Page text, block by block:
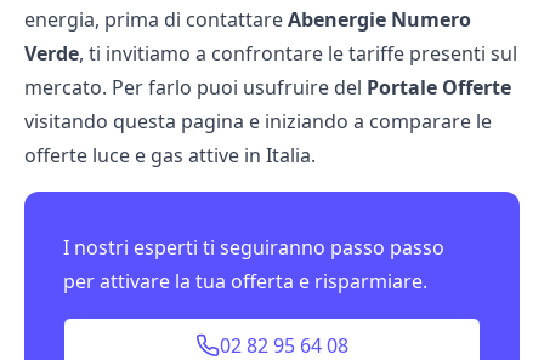
energia, prima di contattareAbenergie Numero
Verde, ti invitiamo a confrontare le tariffe presenti sul
mercato. Per farlo puoi usufruire del Portale Offerte
visitando questa pagina e iniziando a comparare le
offerte luce e gas attive in Italia.
I nostri esperti ti seguiranno passo passo
per attivare la tua offerta e risparmiare.
02 82 95 64 08